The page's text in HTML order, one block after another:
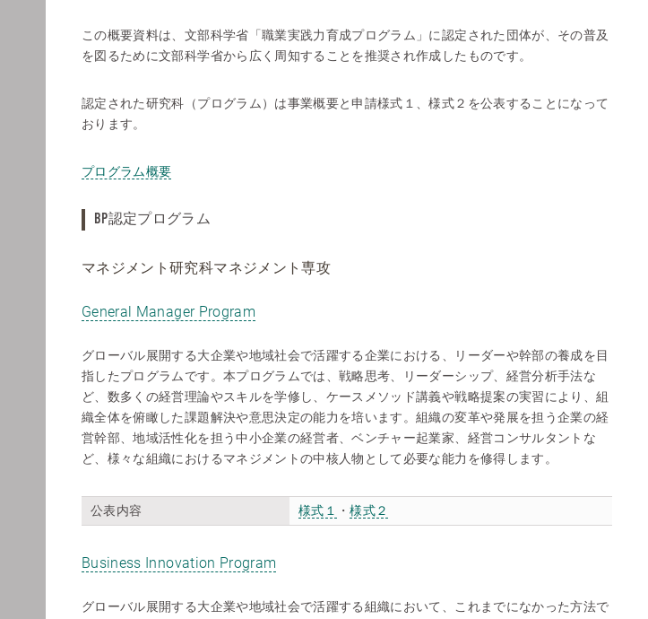
この概要資料は、文部科学省「職業実践力育成プログラム」に認定された団体が、その普及
を図るために文部科学省から広く周知することを推奨され作成したものです。
認定された研究科（プログラム）は事業概要と申請様式１、様式２を公表することになって
おります。
プログラム概要
BP認定プログラム
マネジメント研究科マネジメント専攻
General Manager Program
グローバル展開する大企業や地域社会で活躍する企業における、リーダーや幹部の養成を目
指したプログラムです。本プログラムでは、戦略思考、リーダーシップ、経営分析手法な
ど、数多くの経営理論やスキルを学修し、ケースメソッド講義や戦略提案の実習により、組
織全体を俯瞰した課題解決や意思決定の能力を培います。組織の変革や発展を担う企業の経
営幹部、地域活性化を担う中小企業の経営者、ベンチャー起業家、経営コンサルタントな
ど、様々な組織におけるマネジメントの中核人物として必要な能力を修得します。
公表内容 様式１ ・様式２
Business Innovation Program
グローバル展開する大企業や地域社会で活躍する組織において、これまでになかった方法で